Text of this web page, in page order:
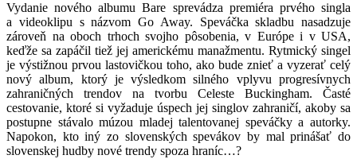
Vydanie nového albumu Bare sprevádza premiéra prvého singla
a videoklipu s názvom Go Away. Speváčka skladbu nasadzuje
zároveň na oboch trhoch svojho pôsobenia, v Európe i v USA,
keďže sa zapáčil tiež jej americkému manažmentu. Rytmický singel
je výstižnou prvou lastovičkou toho, ako bude znieť a vyzerať celý
nový album, ktorý je výsledkom silného vplyvu progresívnych
zahraničných trendov na tvorbu Celeste Buckingham. Časté
cestovanie, ktoré si vyžaduje úspech jej singlov zahraničí, akoby sa
postupne stávalo múzou mladej talentovanej speváčky a autorky.
Napokon, kto iný zo slovenských spevákov by mal prinášať do
slovenskej hudby nové trendy spoza hraníc…?